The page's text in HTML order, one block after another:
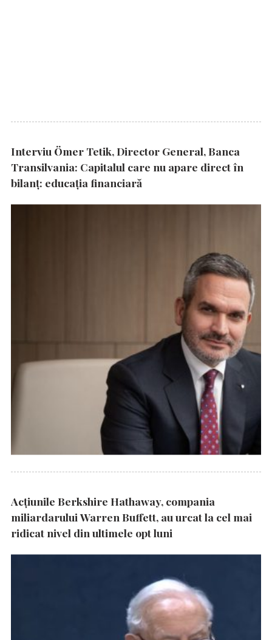
Interviu Ömer Tetik, Director General, Banca
Transilvania: Capitalul care nu apare direct în
bilanț: educația financiară
Acțiunile Berkshire Hathaway, compania
miliardarului Warren Buffett, au urcat la cel mai
ridicat nivel din ultimele opt luni